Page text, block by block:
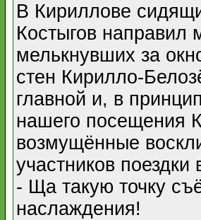
В Кириллове
Костыгов направил
мелькнувших за
стен Кирилло-
главной и, в
нашего посещения
возмущённые
участников поездки
- Ща такую точку
наслаждения!